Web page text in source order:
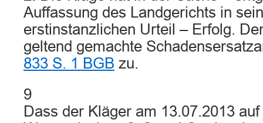
Auffassung des Landgerichts in
erstinstanzlichen Urteil – Erfolg.
geltend gemachte
833 S. 1 BGB zu.
9
Dass der Kläger am 13.07.2013